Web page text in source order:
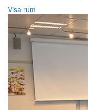
Visa rum